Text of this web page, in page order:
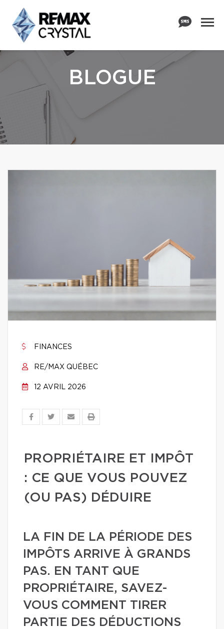
BLOGUE
FINANCES
RE/MAX QUÉBEC
12 AVRIL 2026
PROPRIÉTAIRE ET IMPÔT
: CE QUE VOUS POUVEZ
(OU PAS) DÉDUIRE
LA FIN DE LA PÉRIODE DES
IMPÔTS ARRIVE À GRANDS
PAS. EN TANT QUE
PROPRIÉTAIRE, SAVEZ-
VOUS COMMENT TIRER
PARTIE DES DÉDUCTIONS